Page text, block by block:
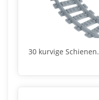
30 kurvige Schienen.